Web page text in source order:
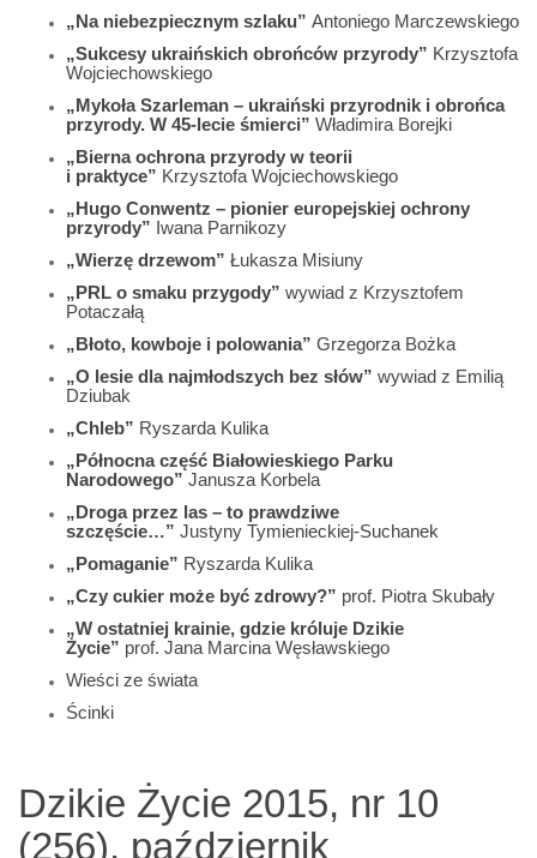
„Na niebezpiecznym szlaku” Antoniego Marczewskiego
„Sukcesy ukraińskich obrońców przyrody” Krzysztofa
Wojciechowskiego
„Mykoła Szarleman – ukraiński przyrodnik i obrońca
przyrody. W 45-lecie śmierci” Władimira Borejki
„Bierna ochrona przyrody w teorii
i praktyce” Krzysztofa Wojciechowskiego
„Hugo Conwentz – pionier europejskiej ochrony
przyrody” Iwana Parnikozy
„Wierzę drzewom” Łukasza Misiuny
„PRL o smaku przygody” wywiad z Krzysztofem
Potaczałą
„Błoto, kowboje i polowania” Grzegorza Bożka
„O lesie dla najmłodszych bez słów” wywiad z Emilią
Dziubak
„Chleb” Ryszarda Kulika
„Północna część Białowieskiego Parku
Narodowego” Janusza Korbela
„Droga przez las – to prawdziwe
szczęście…” Justyny Tymienieckiej-Suchanek
„Pomaganie” Ryszarda Kulika
„Czy cukier może być zdrowy?” prof. Piotra Skubały
„W ostatniej krainie, gdzie króluje Dzikie
Życie” prof. Jana Marcina Węsławskiego
Wieści ze świata
Ścinki
Dzikie Życie 2015, nr 10
(256), październik